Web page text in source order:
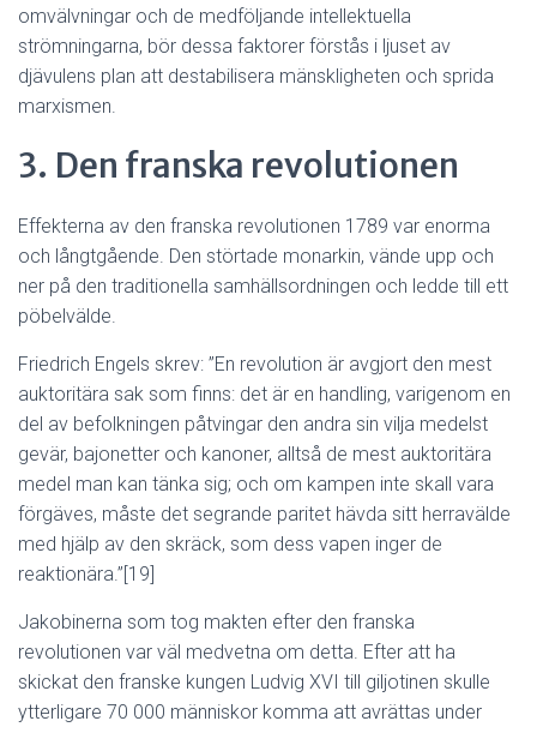
omvälvningar och de medföljande intellektuella
strömningarna, bör dessa faktorer förstås i ljuset av
djävulens plan att destabilisera mänskligheten och sprida
marxismen.
3. Den franska revolutionen
Effekterna av den franska revolutionen 1789 var enorma
och långtgående. Den störtade monarkin, vände upp och
ner på den traditionella samhällsordningen och ledde till ett
pöbelvälde.
Friedrich Engels skrev: ”En revolution är avgjort den mest
auktoritära sak som finns: det är en handling, varigenom en
del av befolkningen påtvingar den andra sin vilja medelst
gevär, bajonetter och kanoner, alltså de mest auktoritära
medel man kan tänka sig; och om kampen inte skall vara
förgäves, måste det segrande paritet hävda sitt herravälde
med hjälp av den skräck, som dess vapen inger de
reaktionära.”[19]
Jakobinerna som tog makten efter den franska
revolutionen var väl medvetna om detta. Efter att ha
skickat den franske kungen Ludvig XVI till giljotinen skulle
ytterligare 70 000 människor komma att avrättas under